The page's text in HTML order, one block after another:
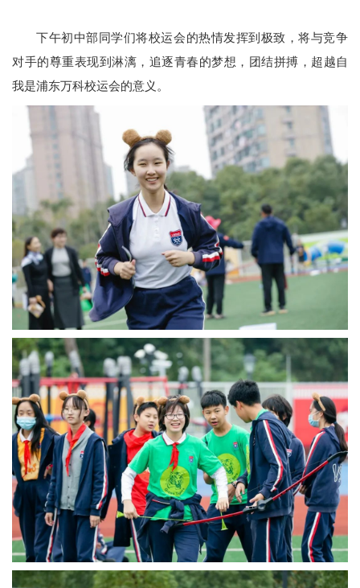
下午初中部同学们将校运会的热情发挥到极致，将与竞争
对手的尊重表现到淋漓，追逐青春的梦想，团结拼搏，超越自
我是浦东万科校运会的意义。